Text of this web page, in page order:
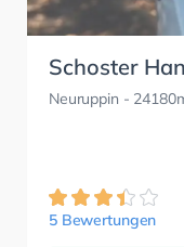
Schoster
Neuruppin -
5 Bewertungen